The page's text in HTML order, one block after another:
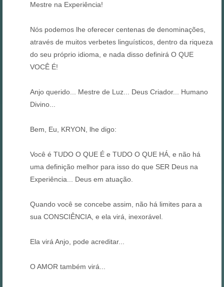
Mestre na Experiência!
Nós podemos lhe oferecer centenas de denominações,
através de muitos verbetes linguísticos, dentro da riqueza
do seu próprio idioma, e nada disso definirá O QUE
VOCÊ É!
Anjo querido... Mestre de Luz... Deus Criador... Humano
Divino...
Bem, Eu, KRYON, lhe digo:
Você é TUDO O QUE É e TUDO O QUE HÁ, e não há
uma definição melhor para isso do que SER Deus na
Experiência... Deus em atuação.
Quando você se concebe assim, não há limites para a
sua CONSCIÊNCIA, e ela virá, inexorável.
Ela virá Anjo, pode acreditar...
O AMOR também virá...